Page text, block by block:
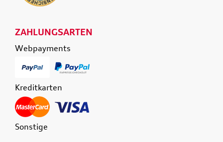
ZAHLUNGSARTEN
Webpayments
Kreditkarten
Sonstige